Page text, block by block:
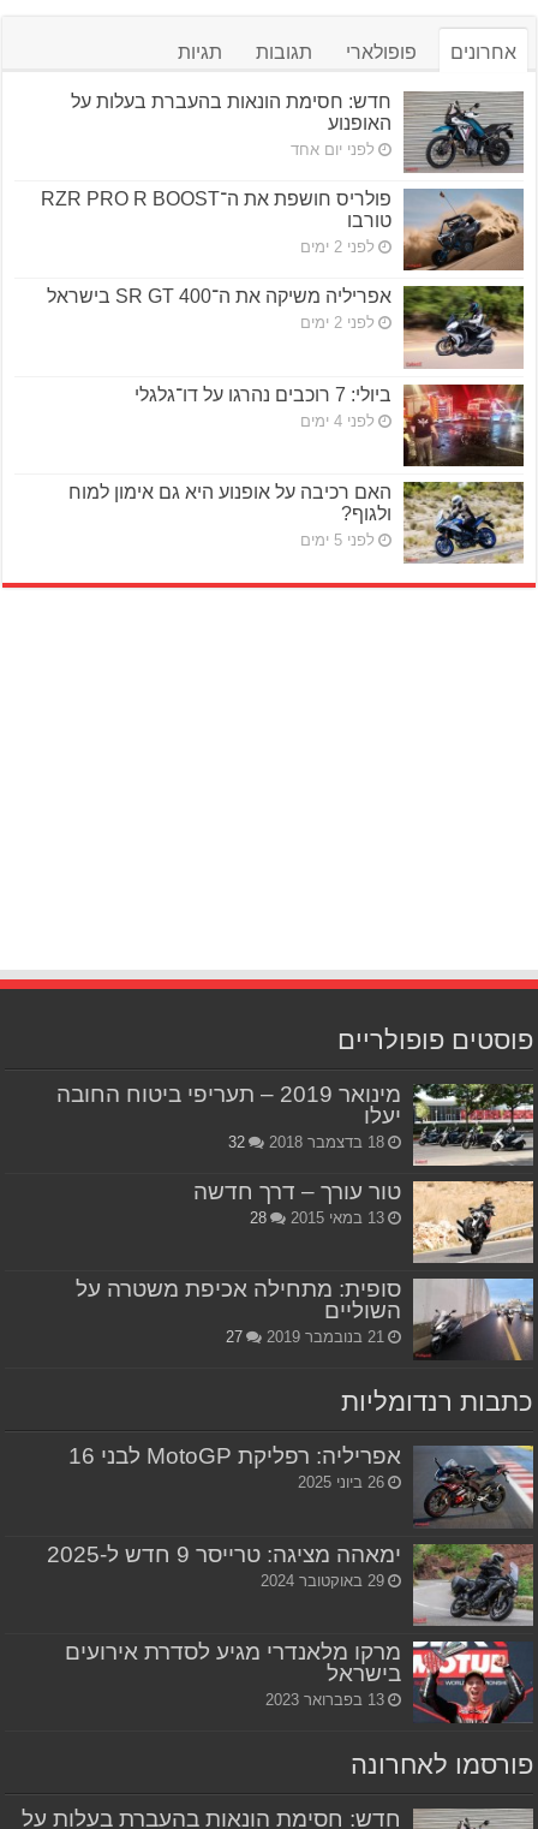
אחרונים פופולארי תגובות תגיות
חדש: חסימת הונאות בהעברת בעלות על
האופנוע
לפני יום אחד
פולריס חושפת את ה־RZR PRO R BOOST
טורבו
לפני 2 ימים
אפריליה משיקה את ה־SR GT 400 בישראל
לפני 2 ימים
ביולי: 7 רוכבים נהרגו על דו־גלגלי
לפני 4 ימים
האם רכיבה על אופנוע היא גם אימון למוח
ולגוף?
לפני 5 ימים
פוסטים פופולריים
מינואר 2019 – תעריפי ביטוח החובה
יעלו
18 בדצמבר 2018 32
טור עורך – דרך חדשה
13 במאי 2015 28
סופית: מתחילה אכיפת משטרה על
השוליים
21 בנובמבר 2019 27
כתבות רנדומליות
אפריליה: רפליקת MotoGP לבני 16
26 ביוני 2025
ימאהה מציגה: טרייסר 9 חדש ל-2025
29 באוקטובר 2024
מרקו מלאנדרי מגיע לסדרת אירועים
בישראל
13 בפברואר 2023
פורסמו לאחרונה
חדש: חסימת הונאות בהעברת בעלות על